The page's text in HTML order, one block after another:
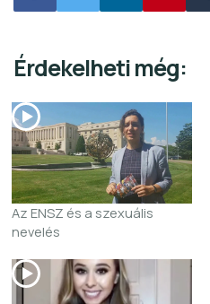
Érdekelheti még:
Az ENSZ és a szexuális
nevelés